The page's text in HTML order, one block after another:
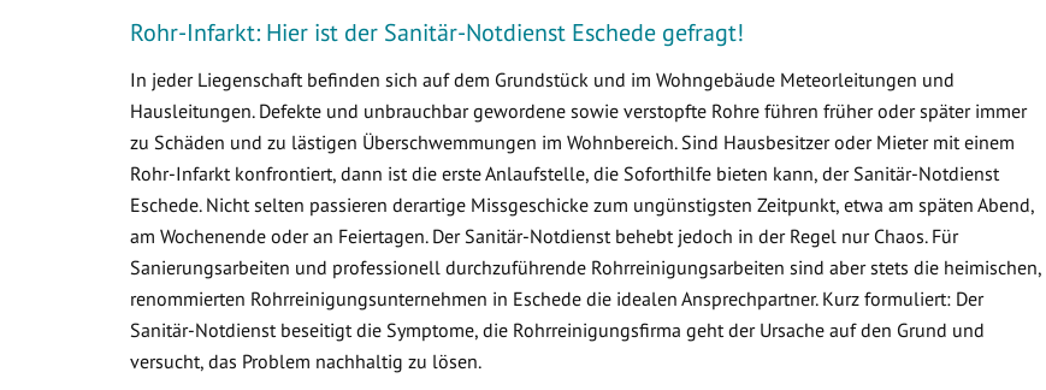
Rohr-Infarkt: Hier ist der Sanitär-Notdienst Eschede gefragt!
In jeder Liegenschaft befinden sich auf dem Grundstück und im Wohngebäude Meteorleitungen und
Hausleitungen. Defekte und unbrauchbar gewordene sowie verstopfte Rohre führen früher oder später immer
zu Schäden und zu lästigen Überschwemmungen im Wohnbereich. Sind Hausbesitzer oder Mieter mit einem
Rohr-Infarkt konfrontiert, dann ist die erste Anlaufstelle, die Soforthilfe bieten kann, der Sanitär-Notdienst
Eschede. Nicht selten passieren derartige Missgeschicke zum ungünstigsten Zeitpunkt, etwa am späten Abend,
am Wochenende oder an Feiertagen. Der Sanitär-Notdienst behebt jedoch in der Regel nur Chaos. Für
Sanierungsarbeiten und professionell durchzuführende Rohrreinigungsarbeiten sind aber stets die heimischen,
renommierten Rohrreinigungsunternehmen in Eschede die idealen Ansprechpartner. Kurz formuliert: Der
Sanitär-Notdienst beseitigt die Symptome, die Rohrreinigungsfirma geht der Ursache auf den Grund und
versucht, das Problem nachhaltig zu lösen.